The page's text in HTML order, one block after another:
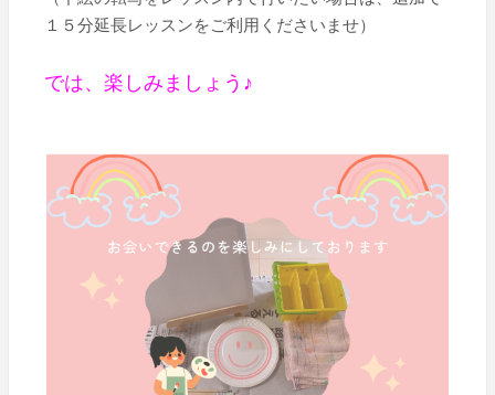
１５分延長レッスンをご利用くださいませ）
では、楽しみましょう♪